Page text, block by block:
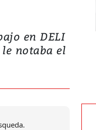
en DELI
le notaba el